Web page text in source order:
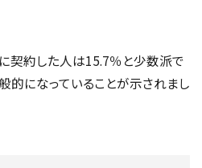
契約した人は15.7％と少数派で
的になっていることが示されまし